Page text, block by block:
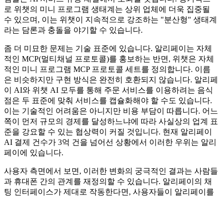
로 위챗의 미니 프로그램 생태계는 상위 업체에 더욱 집중될
수 있으며, 이는 위챗이 지속적으로 강조하는 "분산형" 생태계
라는 담론과 충돌을 야기할 수 있습니다.
좀 더 미묘한 문제는 기술 표준에 있습니다. 알리페이는 자체
적인 MCP(멀티채널 프로토콜)를 홍보하는 반면, 위챗은 자체
적인 미니 프로그램 MCP 프로토콜 세트를 정의합니다. 이름
은 비슷하지만 구현 방식은 완전히 호환되지 않습니다. 알리페
이 AI와 위챗 AI 모두를 통해 주문 서비스를 이용하려는 음식
점은 두 표준에 맞춰 서비스를 캡슐화해야 할 수도 있습니다.
이는 기술적인 어려움은 아니지만 비용 부담이 따릅니다. 어느
쪽이 먼저 규모의 경제를 달성하느냐에 따라 사실상의 업계 표
준을 강요할 수 있는 협상력이 커질 것입니다. 현재 알리페이
AI 결제 건수가 3억 건을 넘어선 상황에서 이러한 우위는 알리
페이에 있습니다.
사용자 측면에서 보면, 이러한 변화의 궁극적인 결과는 사람들
과 휴대폰 간의 관계를 재정의할 수 있습니다. 알리페이의 채
팅 인터페이스가 제대로 작동한다면, 사용자들이 알리페이를